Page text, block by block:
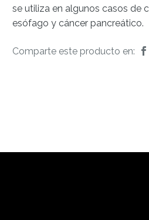
se utiliza en algunos casos de
esófago y cáncer pancreático.
Comparte este producto en: